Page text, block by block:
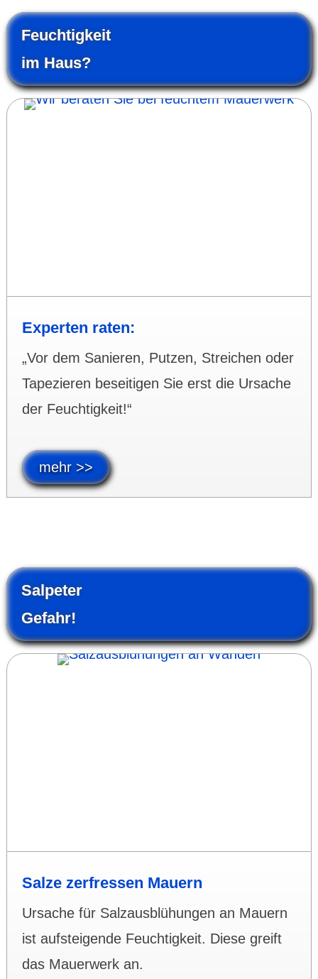
Feuchtigkeit
im Haus?
Experten raten:
„Vor dem Sanieren, Putzen, Streichen oder
Tape­zie­ren beseitigen Sie erst die Ursache
der Feuchtig­keit!“
mehr >>
Salpeter
Gefahr!
Salze zerfressen Mauern
Ursache für Salzaus­blühungen an Mauern
ist auf­stei­gende Feuch­tig­keit. Diese greift
das Mauerwerk an.